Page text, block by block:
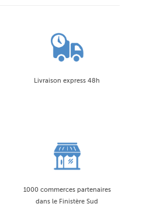
Livraison express 48h
1000 commerces partenaires
dans le Finistère Sud